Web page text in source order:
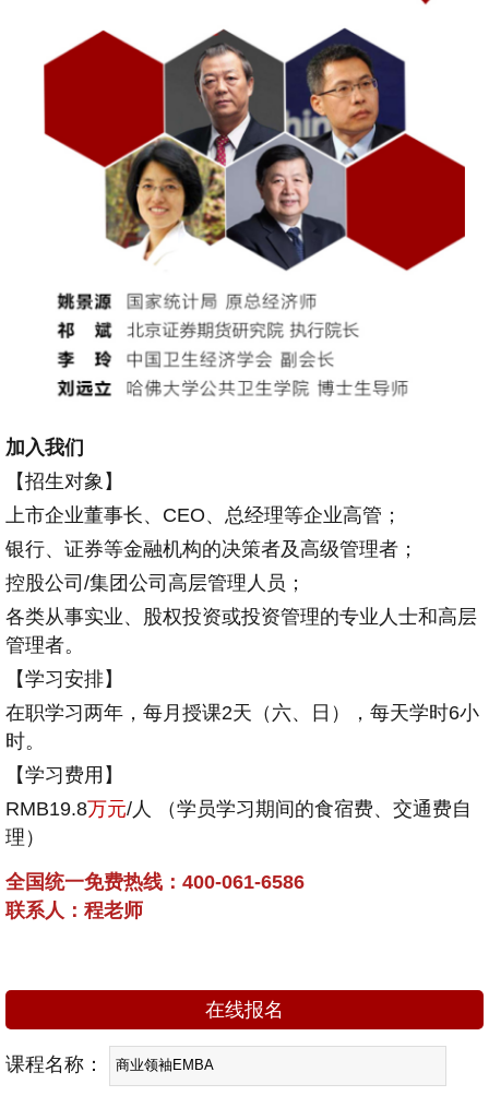
加入我们
【招生对象】
上市企业董事长、CEO、总经理等企业高管；
银行、证券等金融机构的决策者及高级管理者；
控股公司/集团公司高层管理人员；
各类从事实业、股权投资或投资管理的专业人士和高层
管理者。
【学习安排】
在职学习两年，每月授课2天（六、日），每天学时6小
时。
【学习费用】
RMB19.8万元/人 （学员学习期间的食宿费、交通费自
理）
全国统一免费热线：400-061-6586
联系人：程老师
在线报名
课程名称：